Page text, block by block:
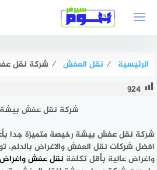
الرئيسية ⁄ نقل العفش ⁄ شركة نقل عفش بيشة
924
شركة نقل عفش
شركة نقل عفش بيشة رخيصة متميزة جدا
افضل شركات نقل العفش والاغراض بالدلم،
واغراض عالية بأقل تكلفة نقل عفش